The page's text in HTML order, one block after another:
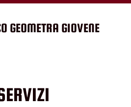
GEOMETRA GIOVENE